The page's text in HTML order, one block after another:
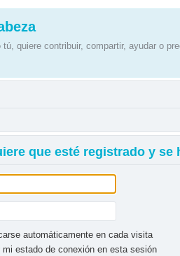
quiere contribuir, compartir, ayudar o
que esté registrado y
automáticamente en cada visita
mi estado de conexión en esta sesión